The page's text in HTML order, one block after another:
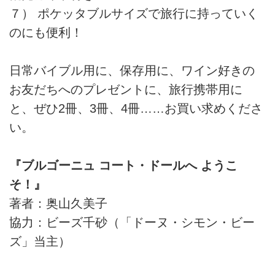
７） ポケッタブルサイズで旅行に持っていく
のにも便利！
日常バイブル用に、保存用に、ワイン好きの
お友だちへのプレゼントに、旅行携帯用に
と、ぜひ2冊、3冊、4冊……お買い求めくださ
い。
『ブルゴーニュ コート・ドールへ ようこ
そ！』
著者：奥山久美子
協力：ビーズ千砂（「ドーヌ・シモン・ビー
ズ」当主）